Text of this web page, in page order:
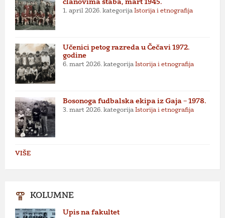
članovima štaba, mart 1945.
1. april 2026. kategorija Istorija i etnografija
Učenici petog razreda u Čečavi 1972.
godine
6. mart 2026. kategorija Istorija i etnografija
Bosonoga fudbalska ekipa iz Gaja – 1978.
3. mart 2026. kategorija Istorija i etnografija
VIŠE
KOLUMNE
Upis na fakultet